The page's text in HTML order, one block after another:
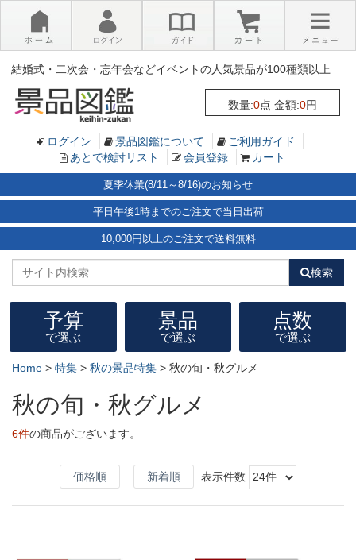
結婚式・二次会・忘年会などイベントの人気景品が100種類以上
数量:0点 金額:0円
×
ログイン 景品図鑑について
ご利用ガイド
あとで検討リスト
会員登録 カート
夏季休業(8/11～8/16)のお知らせ
平日午後1時までのご注文で当日出荷
10,000円以上のご注文で送料無料
検索
予算
で選ぶ
景品
で選ぶ
点数
で選ぶ
Home > 特集 > 秋の景品特集 > 秋の旬・秋グルメ
秋の旬・秋グルメ
6件の商品がございます。
価格順 新着順 表示件数